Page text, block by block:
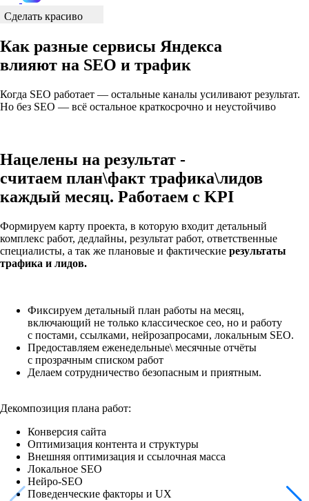
Сделать красиво
Как разные сервисы Яндекса
влияют на SEO и трафик
Когда SEO работает — остальные каналы усиливают результат.
Но без SEO — всё остальное краткосрочно и неустойчиво
Нацелены на результат -
считаем план\факт трафика\лидов
каждый месяц. Работаем с KPI
Формируем карту проекта, в которую входит детальный
комплекс работ, дедлайны, результат работ, ответственные
специалисты, а так же плановые и фактические результаты
трафика и лидов.
Фиксируем детальный план работы на месяц,
включающий не только классическое сео, но и работу
с постами, ссылками, нейрозапросами, локальным SEO.
Предоставляем еженедельные\ месячные отчёты
с прозрачным списком работ
Делаем сотрудничество безопасным и приятным.
Декомпозиция плана работ:
Конверсия сайта
Оптимизация контента и структуры
Внешняя оптимизация и ссылочная масса
Локальное SEO
Нейро-SEO
Поведенческие факторы и UX